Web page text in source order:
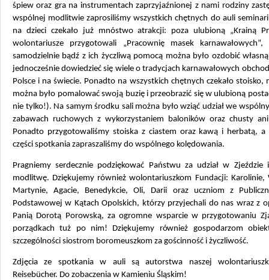
śpiew oraz gra na instrumentach zaprzyjaźnionej z nami rodziny
wspólnej modlitwie zaprosiliśmy wszystkich chętnych do auli
na dzieci czekało już mnóstwo atrakcji: poza ulubioną „Krainą
wolontariusze przygotowali „Pracownię masek
samodzielnie bądź z ich życzliwą pomocą można było ozdobić
jednocześnie dowiedzieć się wiele o tradycjach karnawałowych
Polsce i na świecie. Ponadto na wszystkich chętnych czekało stoisko,
można było pomalować swoją buzię i przeobrazić się w ulubioną
nie tylko!). Na samym środku sali można było wziąć udział we
zabawach ruchowych z wykorzystaniem baloników oraz chusty
Ponadto przygotowaliśmy stoiska z ciastem oraz kawą i herbatą, a
części spotkania zapraszaliśmy do wspólnego kolędowania.
Pragniemy serdecznie podziękować Państwu za udział w Zjeździe
modlitwę. Dziękujemy również wolontariuszkom Fundacji: Karolinie,
Martynie, Agacie, Benedykcie, Oli, Darii oraz uczniom z
Podstawowej w Kątach Opolskich, którzy przyjechali do nas wraz z
Panią Dorotą Porowską, za ogromne wsparcie w przygotowaniu
porządkach tuż po nim! Dziękujemy również gospodarzom
szczególności siostrom boromeuszkom za gościnność i życzliwość.
Zdjęcia ze spotkania w auli są autorstwa naszej
Reisebücher. Do zobaczenia w Kamieniu Śląskim!